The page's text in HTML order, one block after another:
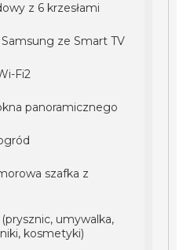
z 6 krzesłami
ze Smart TV
Fi2
panoramicznego
szafka z
umywalka,
kosmetyki)